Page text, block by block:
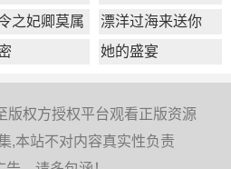
之妃卿莫属
漂洋过海来送你
她的盛宴
版权方授权平台观看正版资源
,本站不对内容真实性负责